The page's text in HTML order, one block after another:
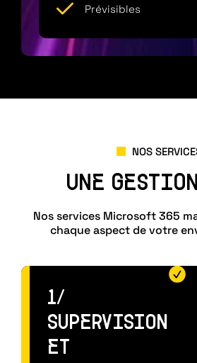
Prévisibles
NOS
UNE
Nos services Microsoft 365
chaque aspect de votre
1/
SUPERVISION
ET